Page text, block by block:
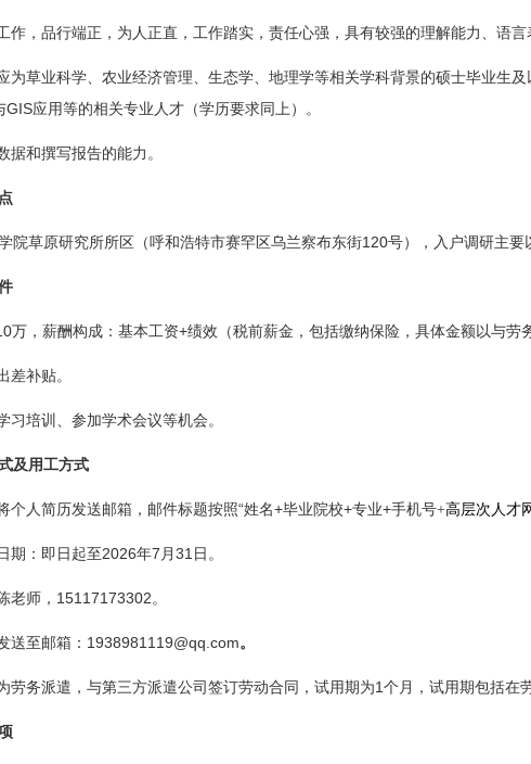
作，品行端正，为人正直，工作踏实，责任心强，具有较强的理解能力、语言
为草业科学、农业经济管理、生态学、地理学等相关学科背景的硕士毕业生
GIS应用等的相关专业人才（学历要求同上）。
据和撰写报告的能力。
院草原研究所所区（呼和浩特市赛罕区乌兰察布东街120号），入户调研主要
万，薪酬构成：基本工资+绩效（税前薪金，包括缴纳保险，具体金额以与劳
差补贴。
习培训、参加学术会议等机会。
及用工方式
个人简历发送邮箱，邮件标题按照“姓名+毕业院校+专业+手机号+高层次人才
期：即日起至2026年7 月 31 日 。
老师， 15117173302 。
送至邮箱： 1938981119@qq.com。
劳务派遣，与第三方派遣公司签订劳动合同，试用期为1 个月，试用期包括在